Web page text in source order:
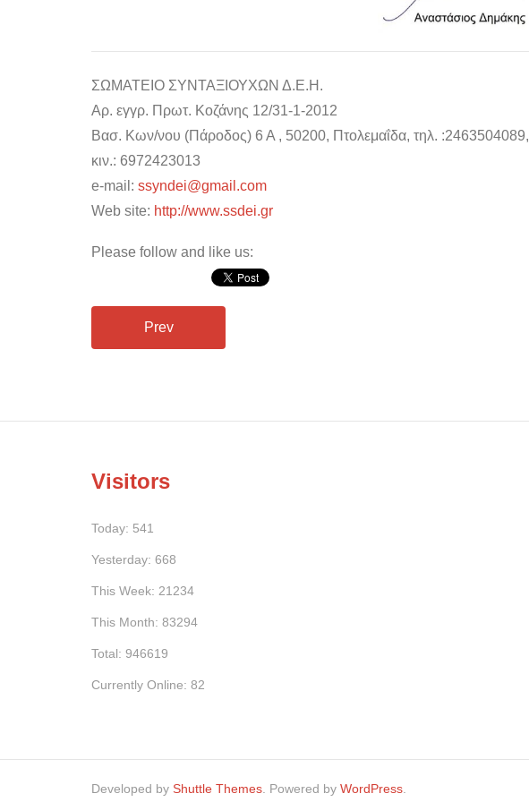
ΣΩΜΑΤΕΙΟ ΣΥΝΤΑΞΙΟΥΧΩΝ Δ.Ε.Η.
Αρ. εγγρ. Πρωτ. Κοζάνης 12/31-1-2012
Βασ. Κων/νου (Πάροδος) 6 Α , 50200, Πτολεμαΐδα, τηλ. :2463504089,
κιν.: 6972423013
e-mail: ssyndei@gmail.com
Web site: http://www.ssdei.gr
Please follow and like us:
Prev
Visitors
Today: 541
Yesterday: 668
This Week: 21234
This Month: 83294
Total: 946619
Currently Online: 82
Developed by Shuttle Themes. Powered by WordPress.